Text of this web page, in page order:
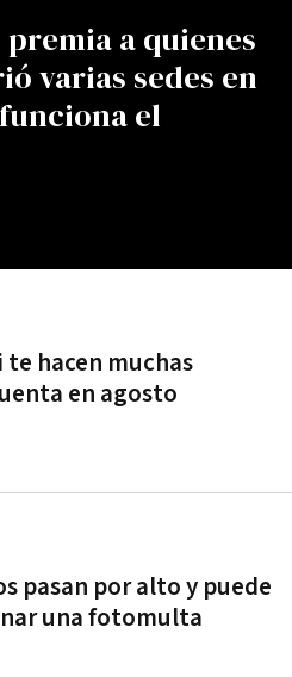
a quienes
varias sedes en
el
te hacen muchas
en agosto
pasan por alto y puede
una fotomulta